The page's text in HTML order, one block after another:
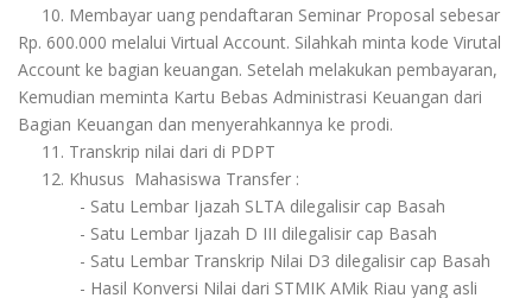
10. Membayar uang pendaftaran Seminar Proposal sebesar
Rp. 600.000 melalui Virtual Account. Silahkah minta kode Virutal
Account ke bagian keuangan. Setelah melakukan pembayaran,
Kemudian meminta Kartu Bebas Administrasi Keuangan dari
Bagian Keuangan dan menyerahkannya ke prodi.
11. Transkrip nilai dari di PDPT
12. Khusus Mahasiswa Transfer :
- Satu Lembar Ijazah SLTA dilegalisir cap Basah
- Satu Lembar Ijazah D III dilegalisir cap Basah
- Satu Lembar Transkrip Nilai D3 dilegalisir cap Basah
- Hasil Konversi Nilai dari STMIK AMik Riau yang asli